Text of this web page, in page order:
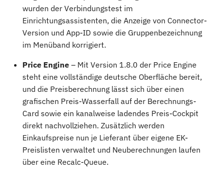
wurden der Verbindungstest im
Einrichtungsassistenten, die Anzeige von Connector-
Version und App-ID sowie die Gruppenbezeichnung
im Menüband korrigiert.
Price Engine – Mit Version 1.8.0 der Price Engine
steht eine vollständige deutsche Oberfläche bereit,
und die Preisberechnung lässt sich über einen
grafischen Preis-Wasserfall auf der Berechnungs-
Card sowie ein kanalweise ladendes Preis-Cockpit
direkt nachvollziehen. Zusätzlich werden
Einkaufspreise nun je Lieferant über eigene EK-
Preislisten verwaltet und Neuberechnungen laufen
über eine Recalc-Queue.